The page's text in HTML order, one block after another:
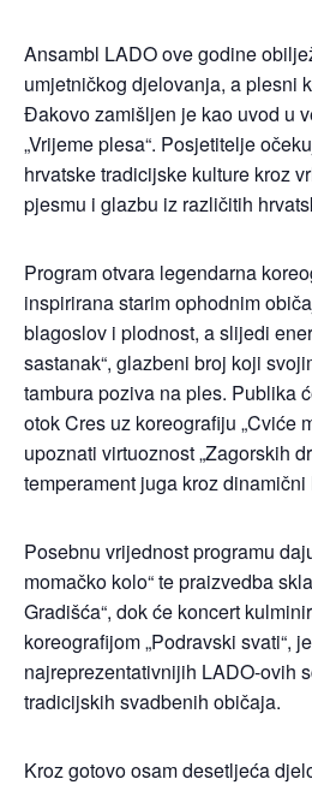
Ansambl LADO ove godine
umjetničkog djelovanja, a plesni
Đakovo zamišljen je kao uvod u
„Vrijeme plesa“. Posjetitelje
hrvatske tradicijske kulture kroz
pjesmu i glazbu iz različitih
Program otvara legendarna
inspirirana starim ophodnim
blagoslov i plodnost, a slijedi
sastanak“, glazbeni broj koji
tambura poziva na ples. Publika
otok Cres uz koreografiju „Cviće
upoznati virtuoznost „Zagorskih
temperament juga kroz dinamični
Posebnu vrijednost programu
momačko kolo“ te praizvedba
Gradišća“, dok će koncert
koreografijom „Podravski svati“,
najreprezentativnijih LADO-ovih
tradicijskih svadbenih običaja.
Kroz gotovo osam desetljeća